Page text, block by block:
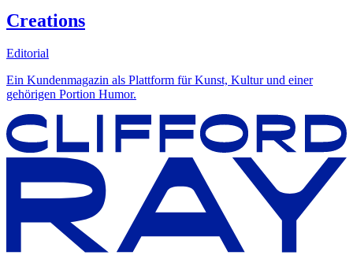
Creations
Editorial
Ein Kundenmagazin als Plattform für Kunst, Kultur und einer
gehörigen Portion Humor.